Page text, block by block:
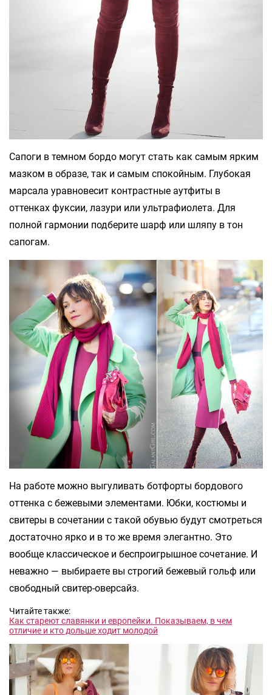
Сапоги в темном бордо могут стать как самым ярким
мазком в образе, так и самым спокойным. Глубокая
марсала уравновесит контрастные аутфиты в
оттенках фуксии, лазури или ультрафиолета. Для
полной гармонии подберите шарф или шляпу в тон
сапогам.
На работе можно выгуливать ботфорты бордового
оттенка с бежевыми элементами. Юбки, костюмы и
свитеры в сочетании с такой обувью будут смотреться
достаточно ярко и в то же время элегантно. Это
вообще классическое и беспроигрышное сочетание. И
неважно — выбираете вы строгий бежевый гольф или
свободный свитер-оверсайз.
Читайте также:
Как стареют славянки и европейки. Показываем, в чем
отличие и кто дольше ходит молодой